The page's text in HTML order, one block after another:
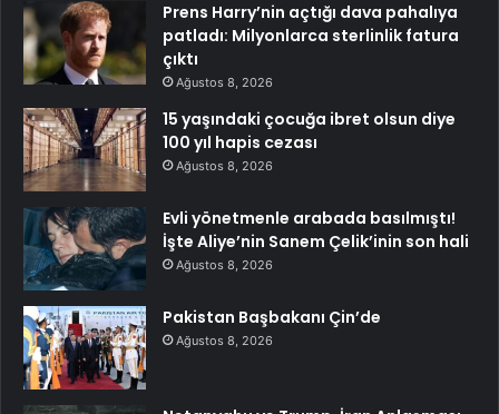
Prens Harry’nin açtığı dava pahalıya
patladı: Milyonlarca sterlinlik fatura
çıktı
Ağustos 8, 2026
15 yaşındaki çocuğa ibret olsun diye
100 yıl hapis cezası
Ağustos 8, 2026
Evli yönetmenle arabada basılmıştı!
İşte Aliye’nin Sanem Çelik’inin son hali
Ağustos 8, 2026
Pakistan Başbakanı Çin’de
Ağustos 8, 2026